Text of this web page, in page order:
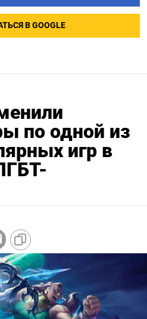
В GOOGLE
по одной из
игр в